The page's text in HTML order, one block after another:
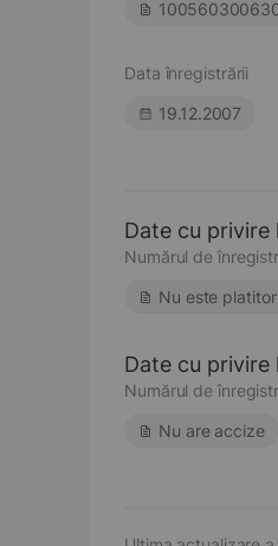
Data înregistrării
19.12.2007
Date cu privire
Numărul de
Nu este
Date cu privire
Numărul de
Nu are accize